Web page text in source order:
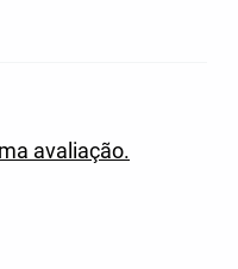
avaliação.